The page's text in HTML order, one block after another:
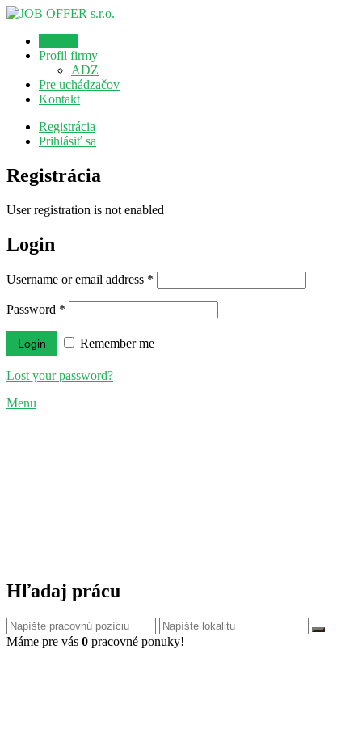
Profil firmy
ADZ
Pre uchádzačov
Kontakt
Registrácia
Prihlásiť sa
Registrácia
User registration is not enabled
Login
Username or email address *
Password *
Remember me
Lost your password?
Menu
Hľadaj prácu
Máme pre vás 0 pracovné ponuky!